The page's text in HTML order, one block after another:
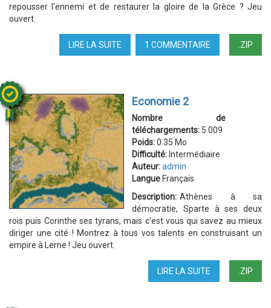
repousser l'ennemi et de restaurer la gloire de la Grèce ? Jeu
ouvert.
.ZIP
LIRE LA SUITE
ARMÉE
1 COMMENTAIRE
Economie 2
Nombre de
téléchargements: 5 009
Poids:0.35 Mo
Difficulté: Intermédiaire
Auteur:admin
Langue Français
Description: Athènes à sa
démocratie, Sparte à ses deux
rois puis Corinthe ses tyrans, mais c'est vous qui savez au mieux
diriger une cité ! Montrez à tous vos talents en construisant un
empire à Lerne ! Jeu ouvert.
.ZIP
LIRE LA SUITE
ECONOMIE